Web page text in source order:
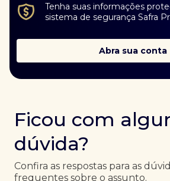
Tenha suas informações
sistema de segurança Safra
Abra sua conta
Ficou com
dúvida?
Confira as respostas para as
frequentes sobre o assunto.